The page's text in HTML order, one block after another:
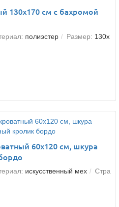
130х170 см с бахромой
полиэстер Размер: 130х
60х120 см, шкура
искусственный мех
Стра